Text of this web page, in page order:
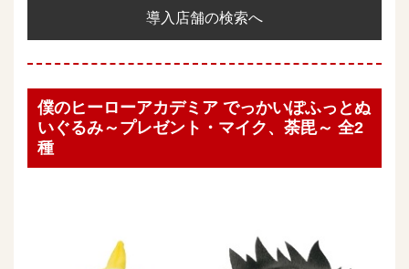
導入店舗の検索へ
僕のヒーローアカデミア でっかいぽふっとぬ
いぐるみ～プレゼント・マイク、荼毘～ 全2
種